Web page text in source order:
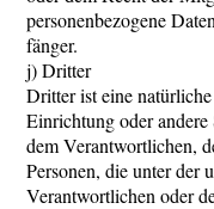
personenbezogene
fänger.
j) Dritter
Dritter ist eine
Einrichtung oder andere
dem Verantwortlichen,
Personen, die unter der
Verantwortlichen oder